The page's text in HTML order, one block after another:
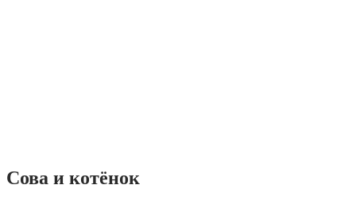
Сова и котёнок